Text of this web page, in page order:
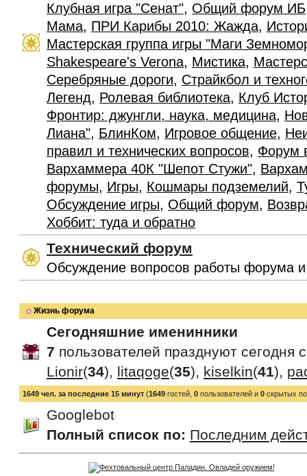
Клубная игра "Сенат", Общий форум ИБ
Мама, ПРИ Карибы 2010: Жажда,
Мастерская группа игры "Маги
Shakespeare's Verona, Мистика,
Серебряные дороги, Страйкбол и
Легенд, Ролевая библиотека, Клуб
Фронтир: джунгли, наука, медицина,
Лиана", БлинКом, Игровое общение,
правил и технических вопросов, Форум
Вархаммера 40К "Шепот Стужи",
форумы, Игры, Кошмары подземелий,
Обсуждение игры, Общий форум,
Хоббит: туда и обратно
Технический форум
Обсуждение вопросов работы форума и
Жизнь форума
Сегодняшние именинники
7 пользователей празднуют сегодня
Lionir(34), litaqoge(35), kiselkin(41),
1649 чел. за последние 15 минут (1649 гостей, 0 пользователей и 0 скрытых
Googlebot
Полный список по: Последним